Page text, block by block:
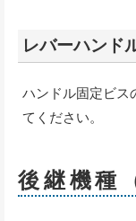
レバーハンド
ハンドル固定ビス
てください。
後継機種